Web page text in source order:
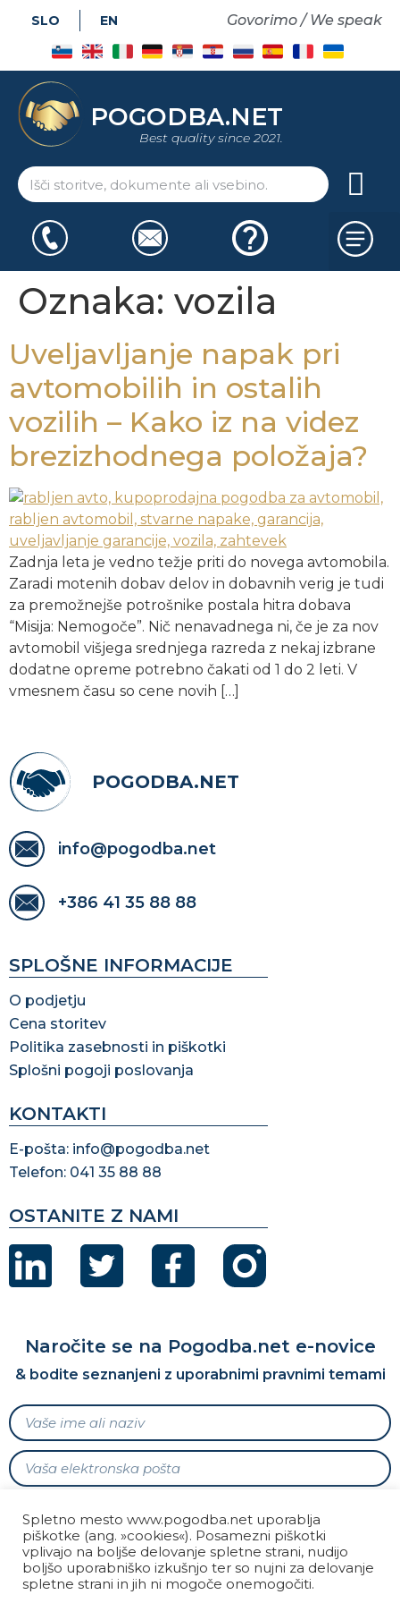
SLO EN Govorimo / We speak
POGODBA.NET
Best quality since 2021.
Oznaka: vozila
Uveljavljanje napak pri
avtomobilih in ostalih
vozilih – Kako iz na videz
brezizhodnega položaja?
Zadnja leta je vedno težje priti do novega avtomobila.
Zaradi motenih dobav delov in dobavnih verig je tudi
za premožnejše potrošnike postala hitra dobava
“Misija: Nemogoče”. Nič nenavadnega ni, če je za nov
avtomobil višjega srednjega razreda z nekaj izbrane
dodatne opreme potrebno čakati od 1 do 2 leti. V
vmesnem času so cene novih […]
POGODBA.NET
info@pogodba.net
+386 41 35 88 88
SPLOŠNE INFORMACIJE
O podjetju
Cena storitev
Politika zasebnosti in piškotki
Splošni pogoji poslovanja
KONTAKTI
E-pošta: info@pogodba.net
Telefon: 041 35 88 88
OSTANITE Z NAMI
Naročite se na Pogodba.net e-novice
& bodite seznanjeni z uporabnimi pravnimi temami
skladu z zakonodajo o varstvu osebnih podatkov in
Politiko zasebnosti.
POŠLJI
Spletno mesto www.pogodba.net uporablja
piškotke (ang. »cookies«). Posamezni piškotki
vplivajo na boljše delovanje spletne strani, nudijo
boljšo uporabniško izkušnjo ter so nujni za delovanje
spletne strani in jih ni mogoče onemogočiti.